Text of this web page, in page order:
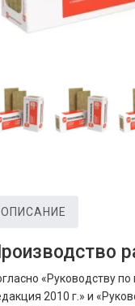
ОПИСАНИЕ
«Руководству
2010 г.» и